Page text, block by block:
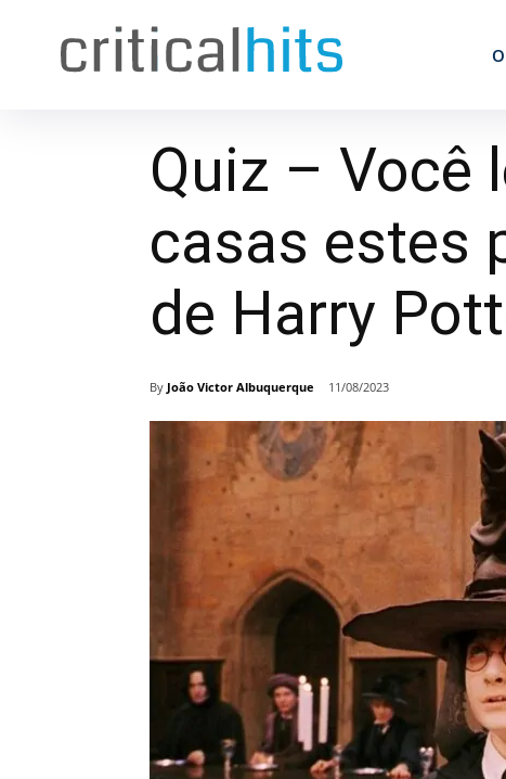
Quiz – Você
casas estes
de Harry
By João Victor Albuquerque 11/08/2023